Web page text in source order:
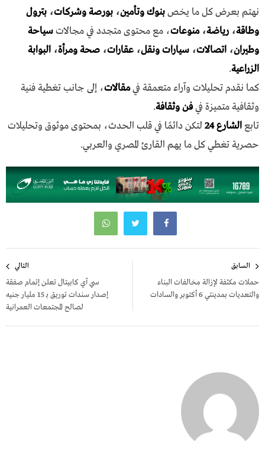
نهتم بعرض كل ما يخصبنوك وتأمين، بورصة وشركات، بترول
وطاقة، رياضة،منوعات، مع محتوى متجدد في مجالاتسياحة
وطيران، اتصالات، سيارات ونقل، عقارات، صحة ومرأة، البوابة
الزراعية.
كما نقدم تحليلات وآراء متعمقة فيمقالات، إلى جانب تغطية فنية
وثقافية متميزة فيفن وثقافة.
تابعالشارع 24
لتكن دائمًا في قلب الحدث، بمحتوى موثوق وتحليلات
حصرية تغطي كل ما يهم القارئ المصري والعربي.
المقالات
السابق
حملات مكثفة لإزالة مخالفات البناء
والتعديات بمدينتي 6 أكتوبر والسادات
التالي
سي آي كابيتال تعلن إتمام صفقة
إصدار سندات توريق بـ 15 مليار جنيه
لصالح المجتمعات العمرانية